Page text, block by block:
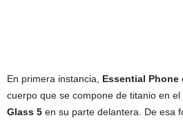
En primera instancia, Essential Phone
cuerpo que se compone de titanio en
Glass 5 en su parte delantera. De esa